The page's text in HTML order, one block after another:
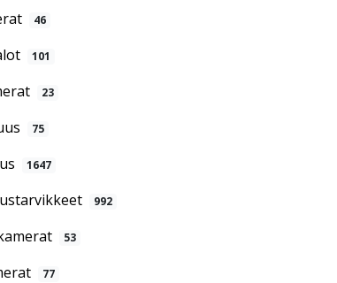
46
101
23
75
1647
992
53
77